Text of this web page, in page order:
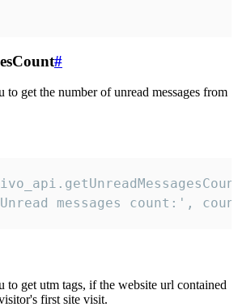
#
get the number of unread messages from
messages count:',
to get utm tags, if the website url contained
first site visit.